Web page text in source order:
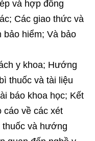
và hợp đồng
Các giao thức và
hiểm; Và bảo
y khoa; Hướng
thuốc và tài liệu
báo khoa học; Kết
cáo về các xét
và hướng